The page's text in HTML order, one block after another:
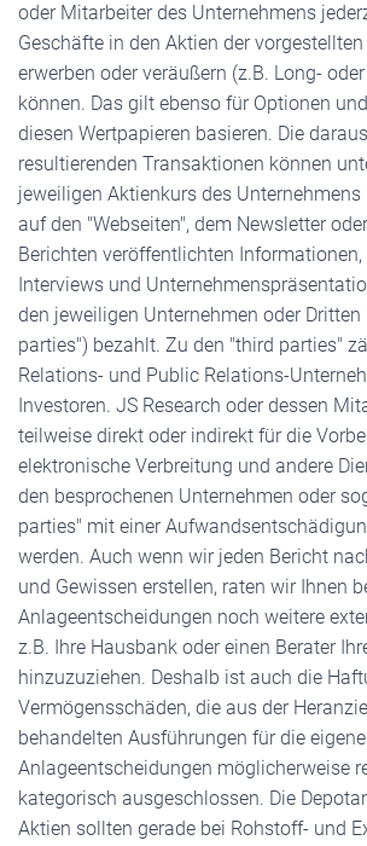
oder Mitarbeiter des Unternehmens
Geschäfte in den Aktien der
erwerben oder veräußern (z.B. Long-
können. Das gilt ebenso für Optionen
diesen Wertpapieren basieren. Die
resultierenden Transaktionen können
jeweiligen Aktienkurs des Unternehmens
auf den "Webseiten", dem Newsletter
Berichten veröffentlichten Informationen,
Interviews und
den jeweiligen Unternehmen oder
parties") bezahlt. Zu den "third parties"
Relations- und Public Relations-
Investoren. JS Research oder dessen
teilweise direkt oder indirekt für die
elektronische Verbreitung und andere
den besprochenen Unternehmen oder
parties" mit einer
werden. Auch wenn wir jeden Bericht
und Gewissen erstellen, raten wir Ihnen
Anlageentscheidungen noch weitere
z.B. Ihre Hausbank oder einen Berater
hinzuzuziehen. Deshalb ist auch die
Vermögensschäden, die aus der
behandelten Ausführungen für die
Anlageentscheidungen möglicherweise
kategorisch ausgeschlossen. Die
Aktien sollten gerade bei Rohstoff- und